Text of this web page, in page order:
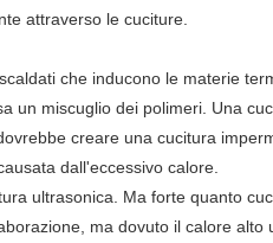
attraverso le cuciture.
che inducono le materie
un miscuglio dei polimeri. Una
creare una cucitura
dall'eccessivo calore.
ultrasonica. Ma forte quanto
ma dovuto il calore alto